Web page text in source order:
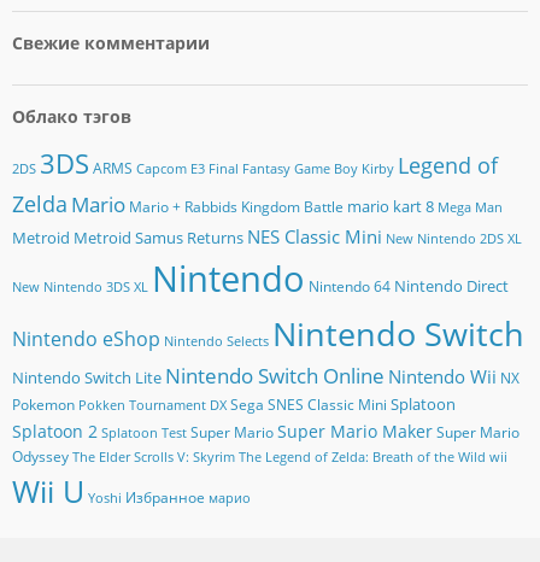
Свежие комментарии
Облако тэгов
2DS 3DS ARMS Capcom E3 Final Fantasy Game Boy Kirby Legend of
Zelda Mario Mario + Rabbids Kingdom Battle mario kart 8 Mega Man
Metroid Metroid Samus Returns NES Classic Mini New Nintendo 2DS XL
New Nintendo 3DS XL Nintendo Nintendo 64 Nintendo Direct
Nintendo eShop Nintendo Selects Nintendo Switch
Nintendo Switch Lite Nintendo Switch Online Nintendo Wii NX
Pokemon Pokken Tournament DX Sega SNES Classic Mini Splatoon
Splatoon 2 Splatoon Test Super Mario Super Mario Maker Super Mario
Odyssey The Elder Scrolls V: Skyrim The Legend of Zelda: Breath of the Wild wii
Wii U Yoshi Избранное марио